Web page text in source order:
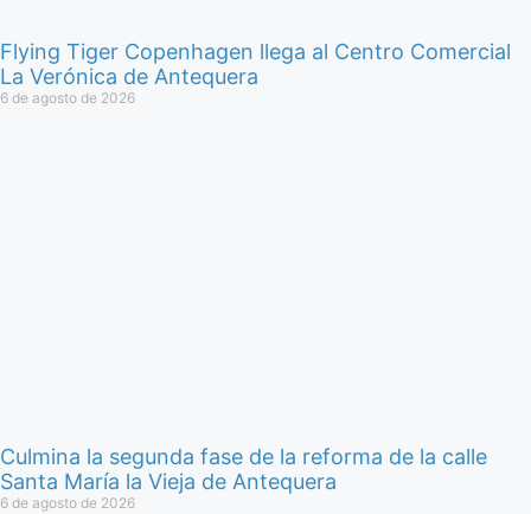
Flying Tiger Copenhagen llega al Centro Comercial
La Verónica de Antequera
6 de agosto de 2026
Culmina la segunda fase de la reforma de la calle
Santa María la Vieja de Antequera
6 de agosto de 2026